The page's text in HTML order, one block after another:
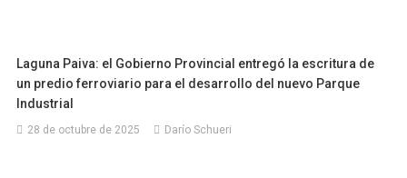
Laguna Paiva: el Gobierno Provincial entregó la escritura de
un predio ferroviario para el desarrollo del nuevo Parque
Industrial
28 de octubre de 2025 Darío Schueri